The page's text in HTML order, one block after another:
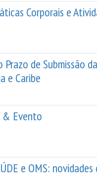
Corporais e
Prazo de Submissão
e Caribe
& Evento
e OMS: novidades